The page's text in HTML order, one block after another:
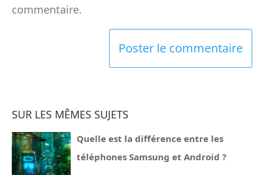
commentaire.
SUR LES MÊMES SUJETS
Quelle est la différence entre les
téléphones Samsung et Android ?